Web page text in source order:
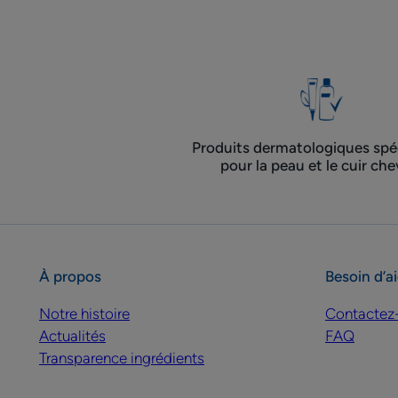
Produits dermatologiques
pour la peau et le cuir
À propos
Notre histoire
Actualités
Transparence ingrédients
Besoin
FAQ